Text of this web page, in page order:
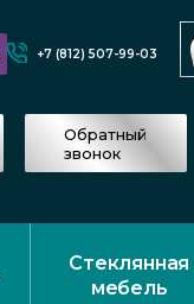
+7 (812) 507-99-03
Обратный
звонок
Стеклянная
мебель